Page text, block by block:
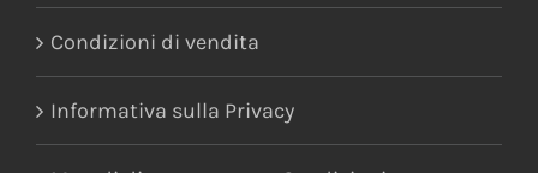
Condizioni di vendita
Informativa sulla Privacy